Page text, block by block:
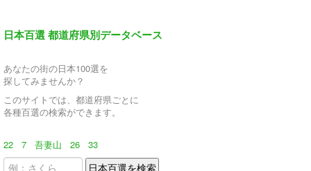
日本百選 都道府県別データベース
あなたの街の日本100選を
探してみませんか？
このサイトでは、都道府県ごとに
各種百選の検索ができます。
22 7 吾妻山 26 33